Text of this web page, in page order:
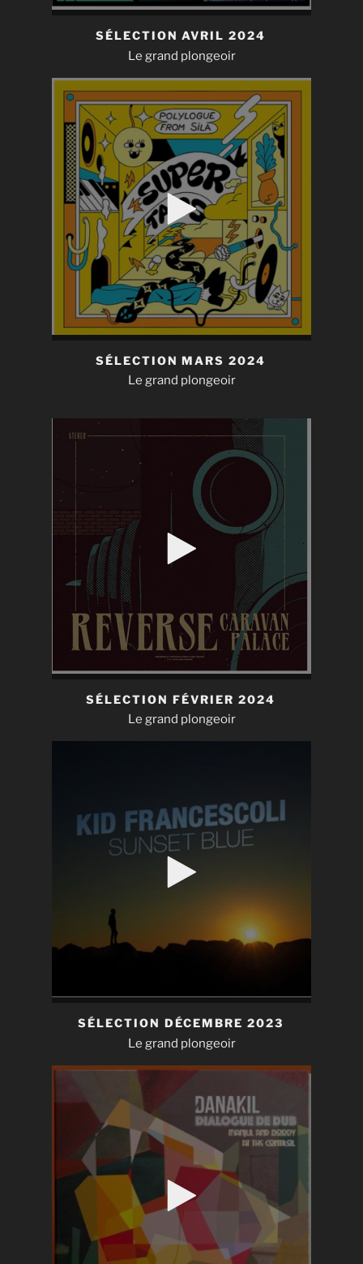
SÉLECTION AVRIL 2024
Le grand plongeoir
SÉLECTION MARS 2024
Le grand plongeoir
SÉLECTION FÉVRIER 2024
Le grand plongeoir
SÉLECTION DÉCEMBRE 2023
Le grand plongeoir